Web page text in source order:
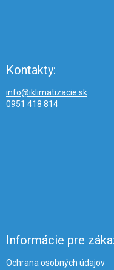
Kontakty:
info@iklimatizacie.sk
0951 418 814
Informácie pre
Ochrana osobných údajov